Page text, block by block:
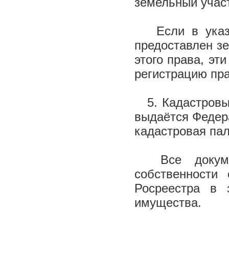
Если в
предоставлен
этого права,
регистрацию
5.
выдаётся
кадастровая
Все
Росреестра в
имущества.